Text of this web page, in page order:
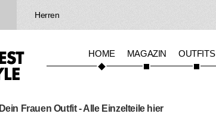
Herren
HOME MAGAZIN OUTFITS
Dein Frauen Outfit - Alle Einzelteile hier